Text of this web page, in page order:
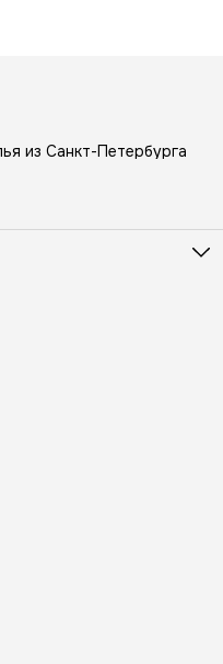
из Санкт-Петербурга